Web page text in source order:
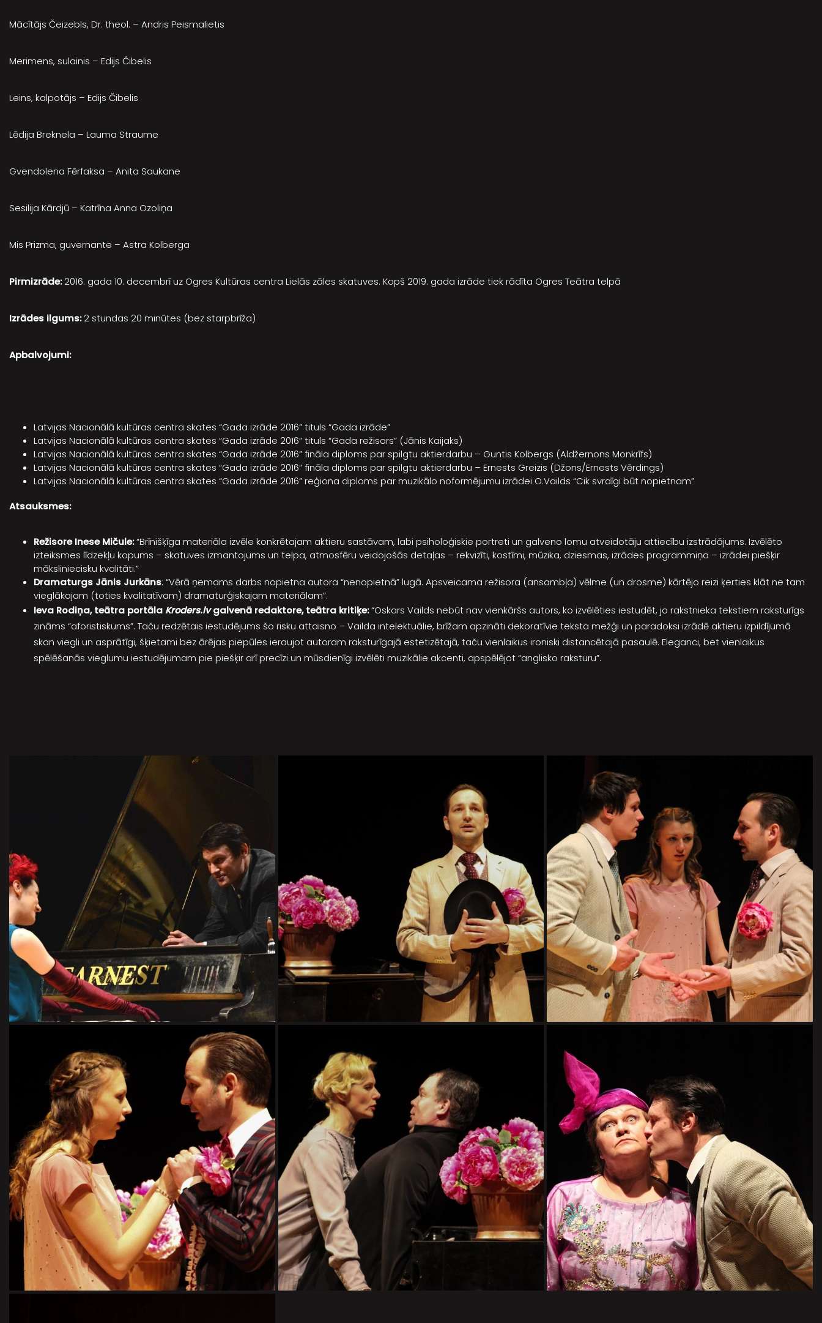
Mācītājs Čeizebls, Dr. theol. – Andris Peismalietis
Merimens, sulainis – Edijs Čibelis
Leins, kalpotājs – Edijs Čibelis
Lēdija Breknela – Lauma Straume
Gvendolena Fērfaksa – Anita Saukane
Sesilija Kārdjū – Katrīna Anna Ozoliņa
Mis Prizma, guvernante – Astra Kolberga
Pirmizrāde:2016. gada 10. decembrī uz Ogres Kultūras centra Lielās zāles skatuves. Kopš 2019. gada izrāde tiek rādīta Ogres Teātra telpā
Izrādes ilgums:2 stundas 20 minūtes (bez starpbrīža)
Apbalvojumi:
Latvijas Nacionālā kultūras centra skates “Gada izrāde 2016” tituls “Gada izrāde”
Latvijas Nacionālā kultūras centra skates “Gada izrāde 2016” tituls “Gada režisors” (Jānis Kaijaks)
Latvijas Nacionālā kultūras centra skates “Gada izrāde 2016” fināla diploms par spilgtu aktierdarbu – Guntis Kolbergs (Aldžernons Monkrīfs)
Latvijas Nacionālā kultūras centra skates “Gada izrāde 2016” fināla diploms par spilgtu aktierdarbu – Ernests Greizis (Džons/Ernests Vērdings)
Latvijas Nacionālā kultūras centra skates “Gada izrāde 2016” reģiona diploms par muzikālo noformējumu izrādei O.Vailds “Cik svraīgi būt nopietnam”
Atsauksmes:
Režisore Inese Mičule:“Brīnišķīga materiāla izvēle konkrētajam aktieru sastāvam, labi psiholoģiskie portreti un galveno lomu atveidotāju attiecību izstrādājums. Izvēlēto
izteiksmes līdzekļu kopums – skatuves izmantojums un telpa, atmosfēru veidojošās detaļas – rekvizīti, kostīmi, mūzika, dziesmas, izrādes programmiņa – izrādei piešķir
māksliniecisku kvalitāti.”
Dramaturgs Jānis Jurkāns: “Vērā ņemams darbs nopietna autora “nenopietnā” lugā. Apsveicama režisora (ansambļa) vēlme (un drosme) kārtējo reizi ķerties klāt ne tam
vieglākajam (toties kvalitatīvam) dramaturģiskajam materiālam”.
Ieva Rodiņa, teātra portāla Kroders.lvgalvenā redaktore, teātra kritiķe:“Oskars Vailds nebūt nav vienkāršs autors, ko izvēlēties iestudēt, jo rakstnieka tekstiem raksturīgs
zināms “aforistiskums”. Taču redzētais iestudējums šo risku attaisno – Vailda intelektuālie, brīžam apzināti dekoratīvie teksta mežģi un paradoksi izrādē aktieru izpildījumā
skan viegli un asprātīgi, šķietami bez ārējas piepūles ieraujot autoram raksturīgajā estetizētajā, taču vienlaikus ironiski distancētajā pasaulē. Eleganci, bet vienlaikus
spēlēšanās vieglumu iestudējumam pie piešķir arī precīzi un mūsdienīgi izvēlēti muzikālie akcenti, apspēlējot “anglisko raksturu”.